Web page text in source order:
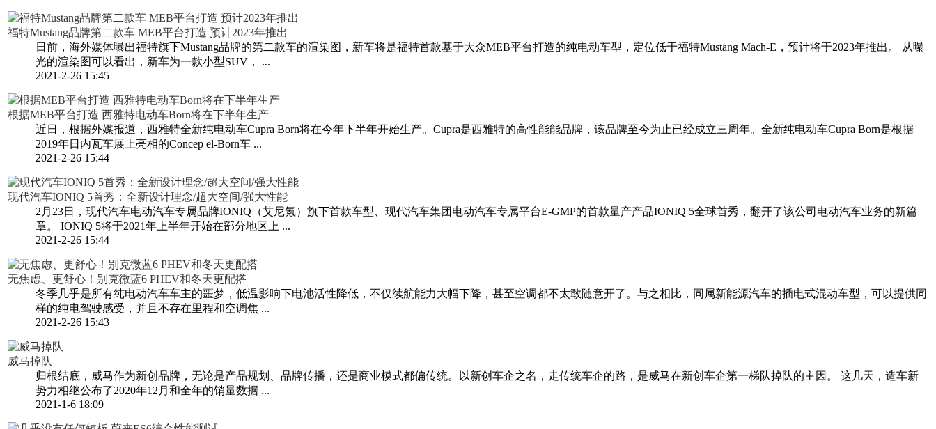
福特Mustang品牌第二款车 MEB平台打造 预计2023年推出
日前，海外媒体曝出福特旗下Mustang品牌的第二款车的渲染图，新车将是福特首款基于大众MEB平台打造的纯电动车型，定位低于福特Mustang Mach-E，预计将于2023年推出。 从曝
光的渲染图可以看出，新车为一款小型SUV， ...
2021-2-26 15:45
根据MEB平台打造 西雅特电动车Born将在下半年生产
近日，根据外媒报道，西雅特全新纯电动车Cupra Born将在今年下半年开始生产。Cupra是西雅特的高性能能品牌，该品牌至今为止已经成立三周年。全新纯电动车Cupra Born是根据
2019年日内瓦车展上亮相的Concep el-Born车 ...
2021-2-26 15:44
现代汽车IONIQ 5首秀：全新设计理念/超大空间/强大性能
2月23日，现代汽车电动汽车专属品牌IONIQ（艾尼氪）旗下首款车型、现代汽车集团电动汽车专属平台E-GMP的首款量产产品IONIQ 5全球首秀，翻开了该公司电动汽车业务的新篇
章。 IONIQ 5将于2021年上半年开始在部分地区上 ...
2021-2-26 15:44
无焦虑、更舒心！别克微蓝6 PHEV和冬天更配搭
冬季几乎是所有纯电动汽车车主的噩梦，低温影响下电池活性降低，不仅续航能力大幅下降，甚至空调都不太敢随意开了。与之相比，同属新能源汽车的插电式混动车型，可以提供同
样的纯电驾驶感受，并且不存在里程和空调焦 ...
2021-2-26 15:43
威马掉队
归根结底，威马作为新创品牌，无论是产品规划、品牌传播，还是商业模式都偏传统。以新创车企之名，走传统车企的路，是威马在新创车企第一梯队掉队的主因。 这几天，造车新
势力相继公布了2020年12月和全年的销量数据 ...
2021-1-6 18:09